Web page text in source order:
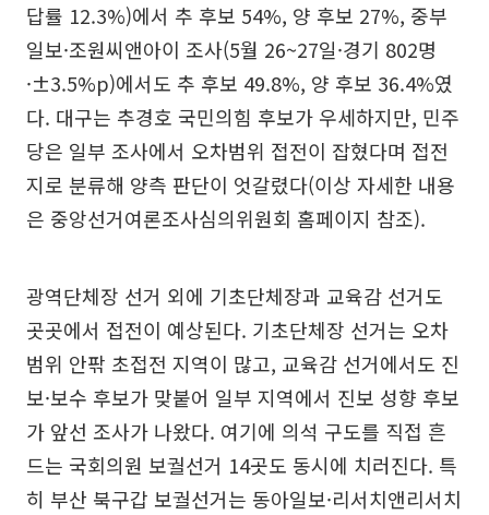
답률 12.3%)에서 추 후보 54%, 양 후보 27%, 중부
일보·조원씨앤아이 조사(5월 26~27일·경기 802명
·±3.5%p)에서도 추 후보 49.8%, 양 후보 36.4%였
다. 대구는 추경호 국민의힘 후보가 우세하지만, 민주
당은 일부 조사에서 오차범위 접전이 잡혔다며 접전
지로 분류해 양측 판단이 엇갈렸다(이상 자세한 내용
은 중앙선거여론조사심의위원회 홈페이지 참조).
광역단체장 선거 외에 기초단체장과 교육감 선거도
곳곳에서 접전이 예상된다. 기초단체장 선거는 오차
범위 안팎 초접전 지역이 많고, 교육감 선거에서도 진
보·보수 후보가 맞붙어 일부 지역에서 진보 성향 후보
가 앞선 조사가 나왔다. 여기에 의석 구도를 직접 흔
드는 국회의원 보궐선거 14곳도 동시에 치러진다. 특
히 부산 북구갑 보궐선거는 동아일보·리서치앤리서치